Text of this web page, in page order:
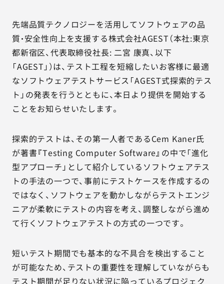
セミナー・イベント
事例紹介
品質コラム
会社情報
サービス詳細資料 見積・お問い合わせ
サービスお問い合わせ専用番号
03-6865-4864
（平日9:30〜18:00）
※その他のご連絡は03-5333-1246
先端品質テクノロジーを活用してソフトウェアの品
質・安全性向上を支援する株式会社AGEST（本社:東京
都新宿区、代表取締役社長: 二宮 康真、以下
「AGEST」）は、テスト工程を短縮したいお客様に最適
なソフトウェアテストサービス「AGEST式探索的テス
ト」の発表を行うとともに、本日より提供を開始する
ことをお知らせいたします。
探索的テストは、その第一人者であるCem Kaner氏
が著書『Testing Computer Software』の中で「進化
型アプローチ」として紹介しているソフトウェアテス
トの手法の一つで、事前にテストケースを作成するの
ではなく、ソフトウェアを動かしながらテストエンジ
ニアが柔軟にテストの内容を考え、調整しながら進め
て行くソフトウェアテストの方式の一つです。
短いテスト期間でも基本的な不具合を検出すること
が可能なため、テストの重要性を理解していながらも
テスト期間が足りない状況に陥っているプロジェク